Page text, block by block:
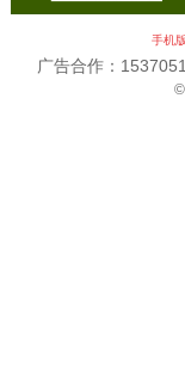
手机
广告合作：
©